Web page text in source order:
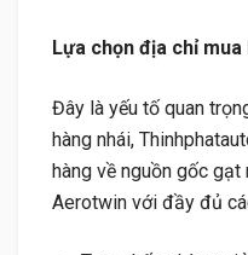
Lựa chọn địa chỉ
Đây là yếu tố quan
hàng nhái,
hàng về nguồn gốc
Aerotwin với đầy đủ